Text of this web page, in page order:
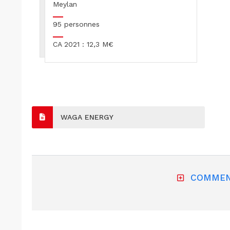
Meylan
95 personnes
CA 2021 : 12,3 M€
WAGA ENERGY